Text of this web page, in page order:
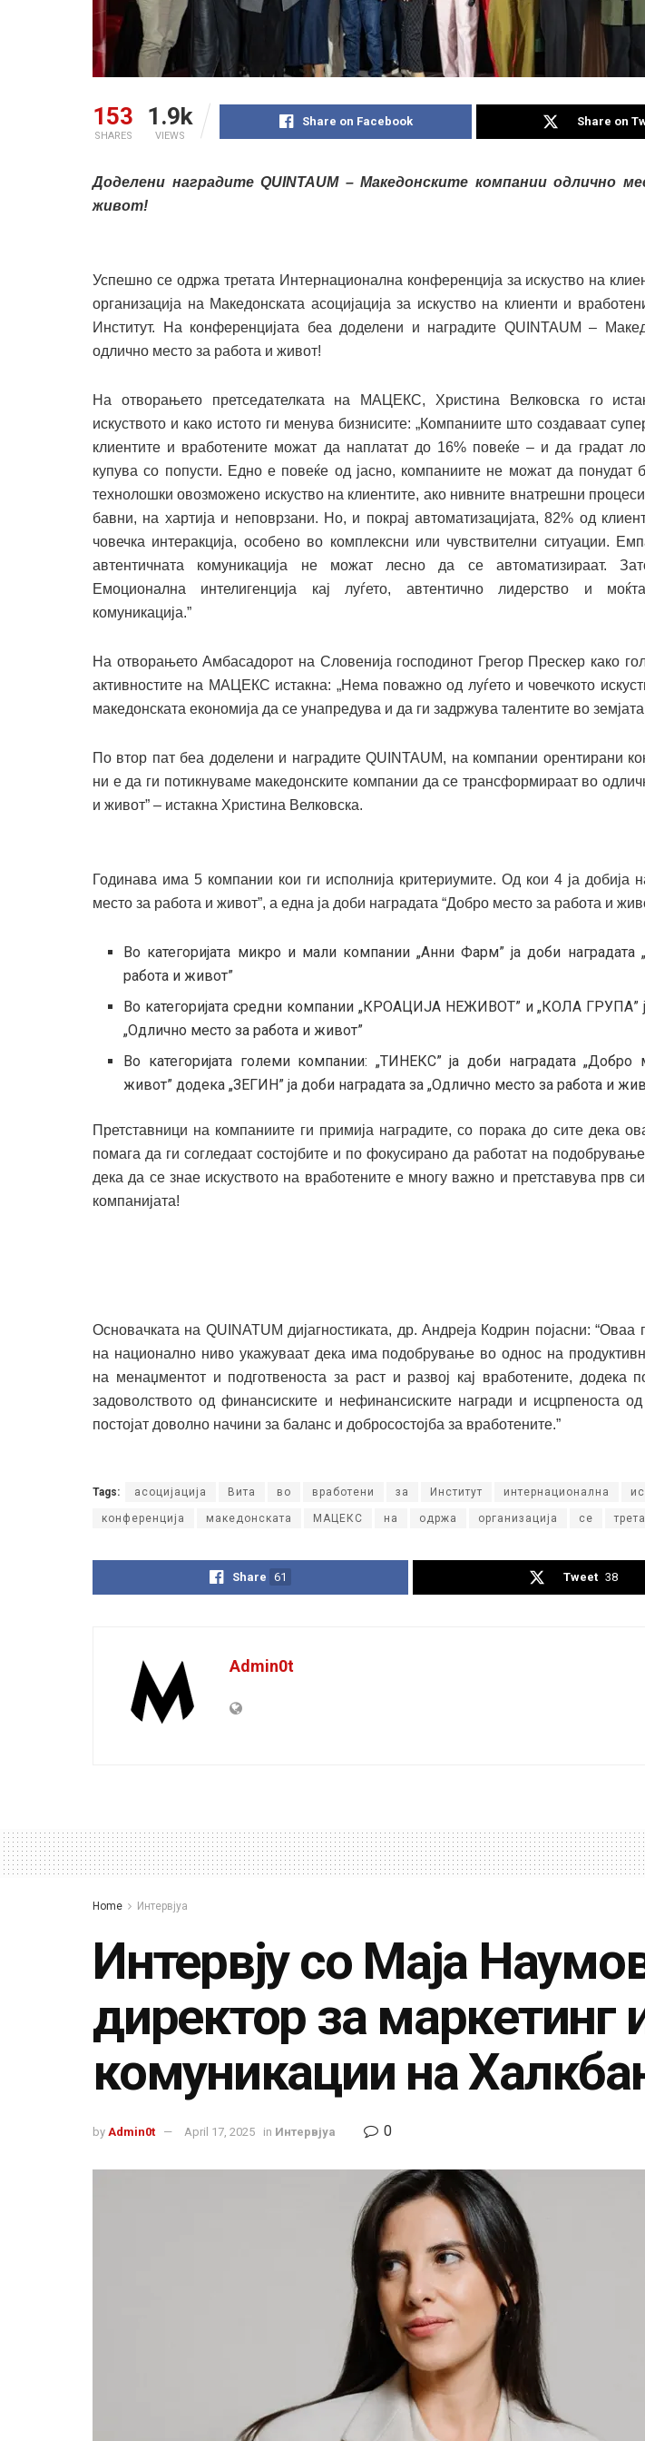
153
SHARES
1.9k
VIEWS
Share on Facebook Share on
Доделени наградите QUINTAUM – Македонските компании одлично
живот!
Успешно се одржа третата Интернационална конференција за искуство на
организација на Македонската асоцијација за искуство на клиенти и
Институт. На конференцијата беа доделени и наградите QUINTAUM –
одлично место за работа и живот!
На отворањето претседателката на МАЦЕКС, Христина Велковска го
искуството и како истото ги менува бизнисите: „Компаниите што создаваат
клиентите и вработените можат да наплатат до 16% повеќе – и да градат
купува со попусти. Едно е повеќе од јасно, компаниите не можат да понудат
технолошки овозможено искуство на клиентите, ако нивните внатрешни
бавни, на хартија и неповрзани. Но, и покрај автоматизацијата, 82% од
човечка интеракција, особено во комплексни или чувствителни ситуации.
автентичната комуникација не можат лесно да се автоматизираат.
Емоционална интелигенција кај луѓето, автентично лидерство и
комуникација.”
На отворањето Амбасадорот на Словенија господинот Грегор Прескер како
активностите на МАЦЕКС истакна: „Нема поважно од луѓето и човечкото
македонската економија да се унапредува и да ги задржува талентите во
По втор пат беа доделени и наградите QUINTAUM, на компании орентирани
ни е да ги потикнуваме македонските компании да се трансформираат во
и живот” – истакна Христина Велковска.
Годинава има 5 компании кои ги исполнија критериумите. Од кои 4 ја добија
место за работа и живот”, а една ја доби наградата “Добро место за работа и
Во категоријата микро и мали компании „Анни Фарм” ја доби наградата
работа и живот”
Во категоријата средни компании „КРОАЦИЈА НЕЖИВОТ” и „КОЛА ГРУПА”
„Одлично место за работа и живот”
Во категоријата големи компании: „ТИНЕКС” ја доби наградата
живот” додека „ЗЕГИН” ја доби наградата за „Одлично место за работа и
Претставници на компаниите ги примија наградите, со порака до сите дека
помага да ги согледаат состојбите и по фокусирано да работат на
дека да се знае искуството на вработените е многу важно и претставува прв
компанијата!
Основачката на QUINATUM дијагностиката, др. Андреја Кодрин појасни: “Оваа
на национално ниво укажуваат дека има подобрување во однос на
на менаџментот и подготвеноста за раст и развој кај вработените, додека
задоволството од финансиските и нефинансиските награди и исцрпеноста
постојат доволно начини за баланс и добросостојба за вработените.”
Tags: асоцијација Вита во вработени за Институт интернационална
конференција македонската МАЦЕКС на одржа организација се
Share 61 Tweet 38
Admin0t
Home Интервјуа
Интервју со Маја
директор за маркетинг
комуникации на
by Admin0t April 17, 2025 in Интервјуа 0